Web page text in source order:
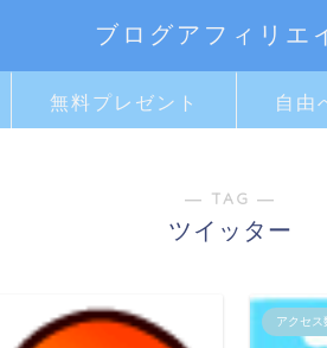
ブログアフィリエ
無料プレゼント 自由
― TAG ―
ツイッター
アクセス